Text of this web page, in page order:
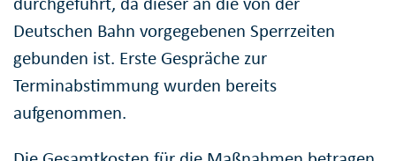
Deutschen Bahn vorgegebenen Sperrzeiten
gebunden ist. Erste Gespräche zur
Terminabstimmung wurden bereits
aufgenommen.